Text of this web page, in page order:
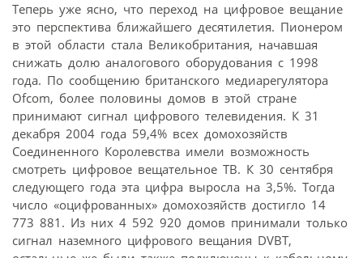
Теперь уже ясно, что переход на цифровое вещание 
это перспектива ближайшего десятилетия. Пионером
в этой области стала Великобритания, начавшая
снижать долю аналогового оборудования с 1998
года. По сообщению британского медиарегулятора
Ofcom, более половины домов в этой стране
принимают сигнал цифрового телевидения. К 31
декабря 2004 года 59,4% всех домохозяйств
Соединенного Королевства имели возможность
смотреть цифровое вещательное ТВ. К 30 сентября
следующего года эта цифра выросла на 3,5%. Тогда
число «оцифрованных» домохозяйств достигло 14
773 881. Из них 4 592 920 домов принимали только
сигнал наземного цифрового вещания DVBT,